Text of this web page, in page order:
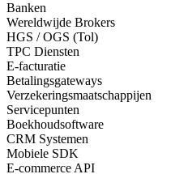
Banken
Wereldwijde Brokers
HGS / OGS (Tol)
TPC Diensten
E-facturatie
Betalingsgateways
Verzekeringsmaatschappijen
Servicepunten
Boekhoudsoftware
CRM Systemen
Mobiele SDK
E-commerce API